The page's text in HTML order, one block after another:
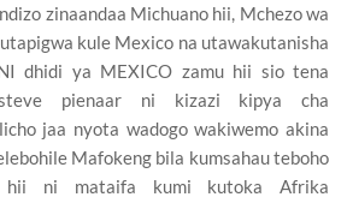
zinaandaa Michuano hii, Mchezo wa
kule Mexico na utawakutanisha
dhidi ya MEXICO zamu hii sio tena
pienaar ni kizazi kipya cha
jaa nyota wadogo wakiwemo akina
Mafokeng bila kumsahau teboho
hii ni mataifa kumi kutoka Afrika